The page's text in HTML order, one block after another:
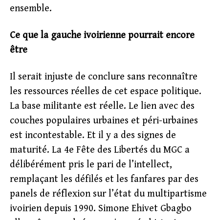
ensemble.
Ce que la gauche ivoirienne pourrait encore
être
Il serait injuste de conclure sans reconnaître
les ressources réelles de cet espace politique.
La base militante est réelle. Le lien avec des
couches populaires urbaines et péri-urbaines
est incontestable. Et il y a des signes de
maturité. La 4e Fête des Libertés du MGC a
délibérément pris le pari de l’intellect,
remplaçant les défilés et les fanfares par des
panels de réflexion sur l’état du multipartisme
ivoirien depuis 1990. Simone Ehivet Gbagbo